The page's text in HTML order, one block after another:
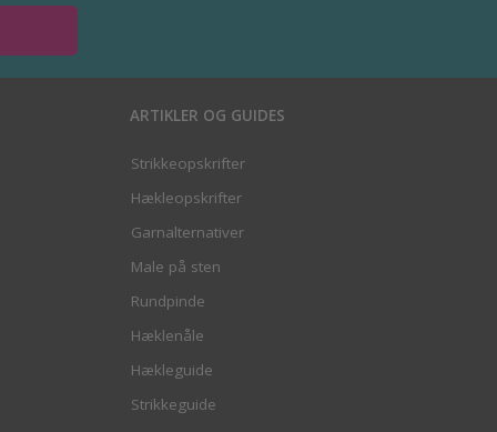
ARTIKLER OG GUIDES
Strikkeopskrifter
Hækleopskrifter
Garnalternativer
Male på sten
Rundpinde
Hæklenåle
Hækleguide
Strikkeguide